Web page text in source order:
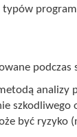
analizy
szkodliwego
być ryzyko